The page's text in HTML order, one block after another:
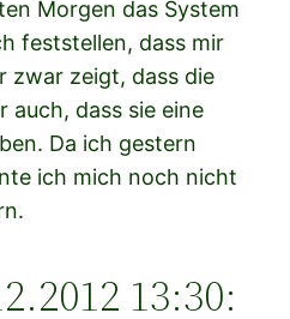
Morgen das System
feststellen, dass mir
zwar zeigt, dass die
auch, dass sie eine
Da ich gestern
ich mich noch nicht
13:30: